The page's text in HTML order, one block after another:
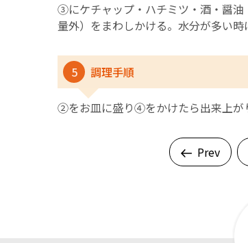
③にケチャップ・ハチミツ・酒・醤
量外）をまわしかける。水分が多い
5 調理手順
➁をお皿に盛り④をかけたら出来上が
Prev